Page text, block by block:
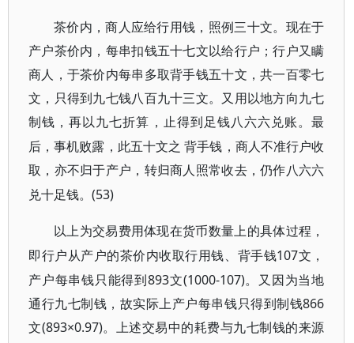
茶价内，商人应给行用钱，照例三十文。现在于
产户茶价内，每串扣钱五十七文以给行户；行户又瞒
商人，于茶价内每串多取背手钱五十文，共一百零七
文，只得到九七钱八百九十三文。又用以地方向九七
制钱，再以九七折算，止得到足钱八六六兑账。最
后，事机败露，此五十文之 背手钱，商人不准行户收
取，亦不归于产户，转归商人照常收去，仍作八六六
兑十足钱。 (53)
以上为交易费用体现在货币数量上的具体过程，
即行户从产户的茶价内收取行用钱、背手钱107文，
产户每串钱只能得到893文(1000-107)。又因为当地
通行九七制钱，故实际上产户每串钱只得到制钱866
文(893×0.97)。上述交易中的耗费与九七制钱的来源